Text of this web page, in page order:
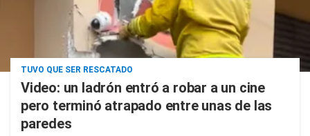
TUVO QUE SER RESCATADO
Video: un ladrón entró a robar a un cine
pero terminó atrapado entre unas de las
paredes